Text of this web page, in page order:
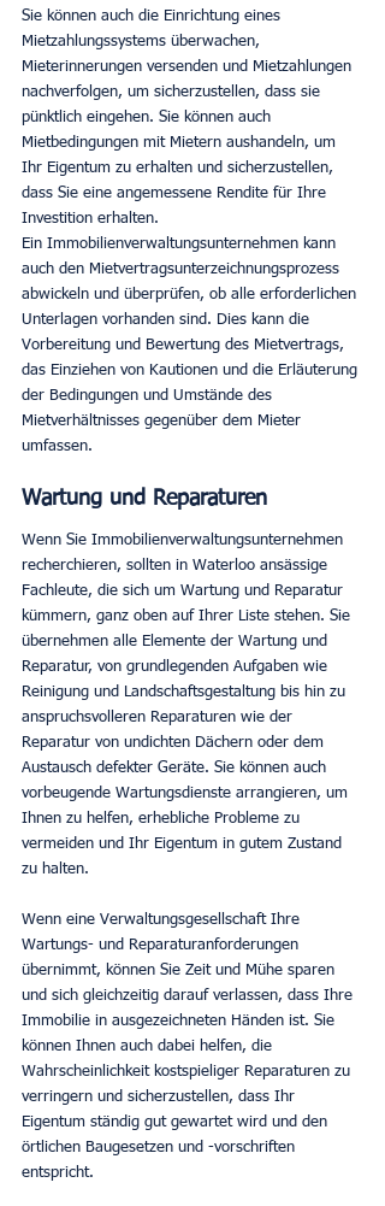
Sie können auch die Einrichtung eines
Mietzahlungssystems überwachen,
Mieterinnerungen versenden und Mietzahlungen
nachverfolgen, um sicherzustellen, dass sie
pünktlich eingehen. Sie können auch
Mietbedingungen mit Mietern aushandeln, um
Ihr Eigentum zu erhalten und sicherzustellen,
dass Sie eine angemessene Rendite für Ihre
Investition erhalten.
Ein Immobilienverwaltungsunternehmen kann
auch den Mietvertragsunterzeichnungsprozess
abwickeln und überprüfen, ob alle erforderlichen
Unterlagen vorhanden sind. Dies kann die
Vorbereitung und Bewertung des Mietvertrags,
das Einziehen von Kautionen und die Erläuterung
der Bedingungen und Umstände des
Mietverhältnisses gegenüber dem Mieter
umfassen.
Wartung und Reparaturen
Wenn Sie Immobilienverwaltungsunternehmen
recherchieren, sollten in Waterloo ansässige
Fachleute, die sich um Wartung und Reparatur
kümmern, ganz oben auf Ihrer Liste stehen. Sie
übernehmen alle Elemente der Wartung und
Reparatur, von grundlegenden Aufgaben wie
Reinigung und Landschaftsgestaltung bis hin zu
anspruchsvolleren Reparaturen wie der
Reparatur von undichten Dächern oder dem
Austausch defekter Geräte. Sie können auch
vorbeugende Wartungsdienste arrangieren, um
Ihnen zu helfen, erhebliche Probleme zu
vermeiden und Ihr Eigentum in gutem Zustand
zu halten.
Wenn eine Verwaltungsgesellschaft Ihre
Wartungs- und Reparaturanforderungen
übernimmt, können Sie Zeit und Mühe sparen
und sich gleichzeitig darauf verlassen, dass Ihre
Immobilie in ausgezeichneten Händen ist. Sie
können Ihnen auch dabei helfen, die
Wahrscheinlichkeit kostspieliger Reparaturen zu
verringern und sicherzustellen, dass Ihr
Eigentum ständig gut gewartet wird und den
örtlichen Baugesetzen und -vorschriften
entspricht.